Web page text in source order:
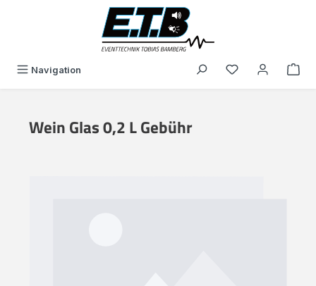
Navigation Du hast 0
Wein Glas 0,2 L Gebühr